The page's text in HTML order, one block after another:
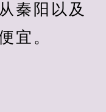
秦阳以及
宜。